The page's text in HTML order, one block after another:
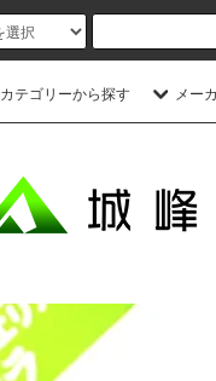
カテゴリーから探す メー